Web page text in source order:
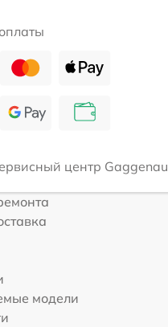
центр Gaggenau
модели